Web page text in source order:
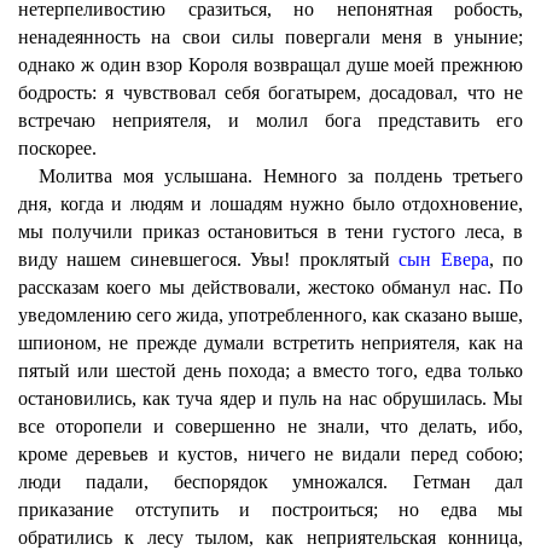
нетерпеливостию сразиться, но непонятная робость,
ненадеянность на свои силы повергали меня в уныние;
однако ж один взор Короля возвращал душе моей прежнюю
бодрость: я чувствовал себя богатырем, досадовал, что не
встречаю неприятеля, и молил бога представить его
поскорее.
Молитва моя услышана. Немного за полдень третьего
дня, когда и людям и лошадям нужно было отдохновение,
мы получили приказ остановиться в тени густого леса, в
виду нашем синевшегося. Увы! проклятыйсын Евера, по
рассказам коего мы действовали, жестоко обманул нас. По
уведомлению сего жида, употребленного, как сказано выше,
шпионом, не прежде думали встретить неприятеля, как на
пятый или шестой день похода; а вместо того, едва только
остановились, как туча ядер и пуль на нас обрушилась. Мы
все оторопели и совершенно не знали, что делать, ибо,
кроме деревьев и кустов, ничего не видали перед собою;
люди падали, беспорядок умножался. Гетман дал
приказание отступить и построиться; но едва мы
обратились к лесу тылом, как неприятельская конница,